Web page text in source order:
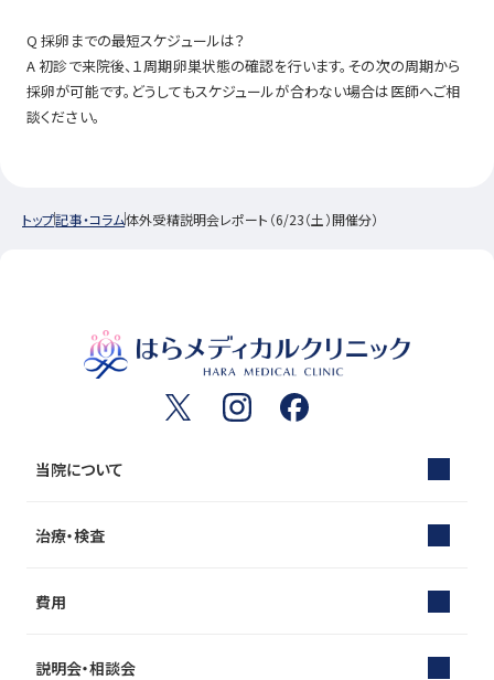
Q 採卵までの最短スケジュールは？
A 初診で来院後、１周期卵巣状態の確認を行います。その次の周期から
採卵が可能です。どうしてもスケジュールが合わない場合は医師へご相
談ください。
トップ記事・コラム体外受精説明会レポート（6/23（土）開催分）
当院について
治療・検査
費用
説明会・相談会